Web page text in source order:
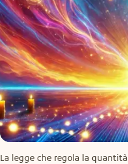
La legge che regola la